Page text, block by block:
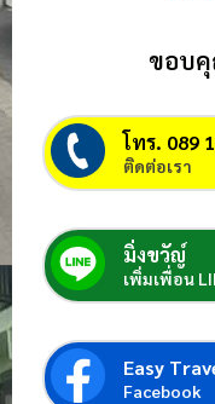
ขอบ
โทร. 089
ติดต่อเรา
มิ่งขวัญ์
เพิ่มเพื่อน
Easy
Facebook